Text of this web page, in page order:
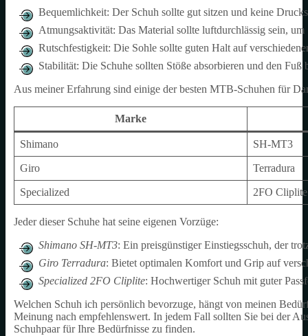
Bequemlichkeit: Der Schuh sollte gut sitzen und keine
Atmungsaktivität: Das Material sollte luftdurchlässig sein,
Rutschfestigkeit: Die Sohle sollte guten Halt auf
Stabilität: Die Schuhe sollten Stöße absorbieren und den Fuß
Aus meiner Erfahrung sind einige der besten MTB-Schuhen für
Marke
Shimano SH-MT3
Giro Terradura
Specialized 2FO Cliplite
Jeder dieser Schuhe hat seine eigenen Vorzüge:
Shimano SH-MT3: Ein preisgünstiger Einstiegsschuh, der
Giro Terradura: Bietet optimalen Komfort und Grip auf
Specialized 2FO Cliplite: Hochwertiger Schuh mit guter
Welchen Schuh ich persönlich bevorzuge, hängt von meinen
Meinung nach empfehlenswert. In jedem Fall sollten Sie bei der
Schuhpaar für Ihre Bedürfnisse zu finden.